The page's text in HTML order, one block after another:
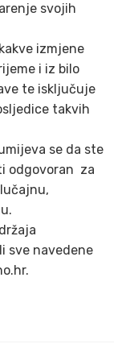
svojih
izmjene
i iz bilo
te isključuje
takvih
se da ste
odgovoran za
sve navedene